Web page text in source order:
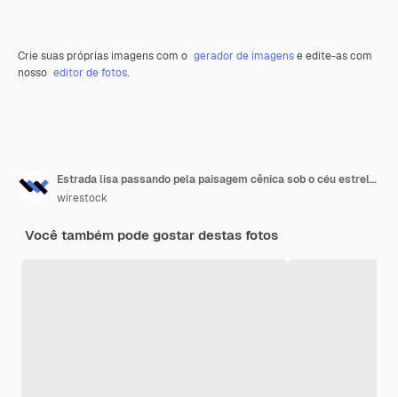
Crie suas próprias imagens com o gerador de imagense edite-as com
nosso editor de fotos.
Estrada lisa passando pela paisagem cênica sob o céu estrelado da noite com a Via Láctea
wirestock
Você também pode gostar destas fotos